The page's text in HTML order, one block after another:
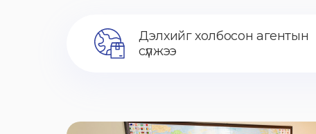
Дэлхийг холбосон агентын
сүлжээ